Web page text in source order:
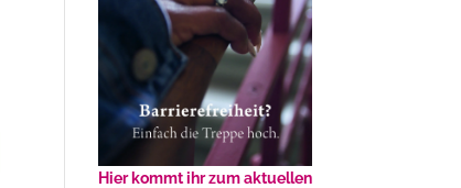
Hier kommt ihr zum aktuellen